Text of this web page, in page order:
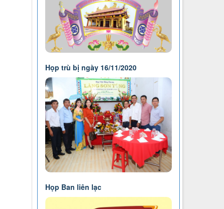
Họp trù bị ngày 16/11/2020
Họp Ban liên lạc